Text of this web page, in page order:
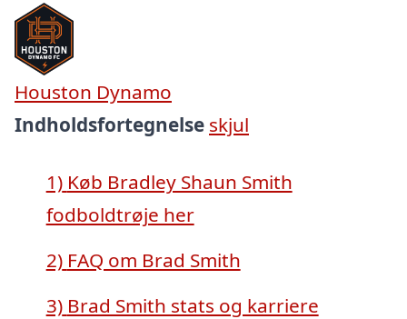
Houston Dynamo
Indholdsfortegnelse skjul
1) Køb Bradley Shaun Smith
fodboldtrøje her
2) FAQ om Brad Smith
3) Brad Smith stats og karriere